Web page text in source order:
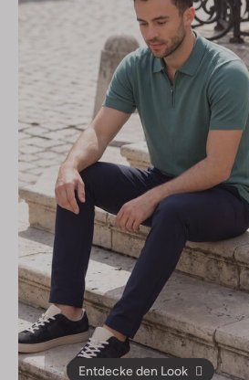
Entdecke den Look